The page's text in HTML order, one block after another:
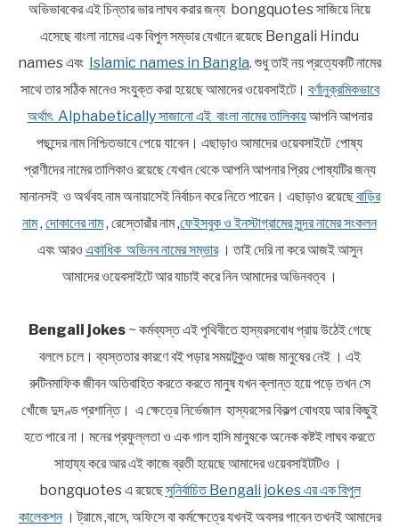
অভিভাবকের এই চিন্তার ভার লাঘব করার জন্য bongquotes সাজিয়ে নিয়ে
এসেছে বাংলা নামের এক বিপুল সম্ভার যেখানে রয়েছে Bengali Hindu
names এবং Islamic names in Bangla. শুধু তাই নয় প্রত্যেকটি নামের
সাথে তার সঠিক মানেও সংযুক্ত করা হয়েছে আমাদের ওয়েবসাইটে। বর্ণানুক্রমিকভাবে
অর্থাৎ Alphabetically সাজানো এই বাংলা নামের তালিকায়আপনি আপনার
পছন্দের নাম নিশ্চিতভাবে পেয়ে যাবেন। এছাড়াও আমাদের ওয়েবসাইটে পোষ্য
প্রাণীদের নামের তালিকাও রয়েছে যেখান থেকে আপনি আপনার প্রিয় পোষ্যটির জন্য
মানানসই ও অর্থবহ নাম অনায়াসেই নির্বাচন করে নিতে পারেন। এছাড়াও রয়েছেবাড়ির
নাম, দোকানের নাম, রেস্তোরাঁর নাম ,ফেইসবুক ও ইনস্টাগ্রামের সুন্দর নামের সংকলন
এবং আরও একাধিক অভিনব নামের সম্ভার। তাই দেরি না করে আজই আসুন
আমাদের ওয়েবসাইটে আর যাচাই করে নিন আমাদের অভিনবত্ব ।
Bengali jokes~ কর্মব্যস্ত এই পৃথিবীতে হাস্যরসবোধ প্রায় উঠেই গেছে
বললে চলে। ব্যস্ততার কারণে বই পড়ার সময়টুকুও আজ মানুষের নেই । এই
রুটিনমাফিক জীবন অতিবাহিত করতে করতে মানুষ যখন ক্লান্ত হয়ে পড়ে তখন সে
খোঁজে দুদণ্ড প্রশান্তি। এ ক্ষেত্রে নির্ভেজাল হাস্যরসের বিকল্প বোধহয় আর কিছুই
হতে পারে না। মনের প্রফুল্লতা ও এক গাল হাসি মানুষকে অনেক কষ্টই লাঘব করতে
সাহায্য করে আর এই কাজে ব্রতী হয়েছে আমাদের ওয়েবসাইটটিও ।
bongquotes এ রয়েছেসুনির্বাচিত Bengali jokes এর এক বিপুল
কালেকশন। ট্রামে ,বাসে, অফিসে বা কর্মক্ষেত্রে যখনই অবসর পাবেন তখনই আমাদের